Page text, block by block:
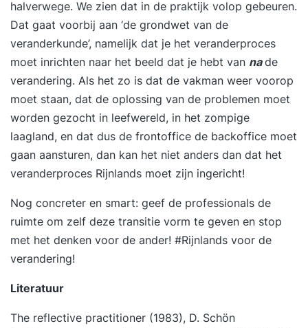
halverwege. We zien dat in de praktijk volop gebeuren.
Dat gaat voorbij aan ‘de grondwet van de
veranderkunde’, namelijk dat je het veranderproces
moet inrichten naar het beeld dat je hebt van nade
verandering. Als het zo is dat de vakman weer voorop
moet staan, dat de oplossing van de problemen moet
worden gezocht in leefwereld, in het zompige
laagland, en dat dus de frontoffice de backoffice moet
gaan aansturen, dan kan het niet anders dan dat het
veranderproces Rijnlands moet zijn ingericht!
Nog concreter en smart: geef de professionals de
ruimte om zelf deze transitie vorm te geven en stop
met het denken voor de ander! #Rijnlands voor de
verandering!
Literatuur
The reflective practitioner (1983), D. Schön